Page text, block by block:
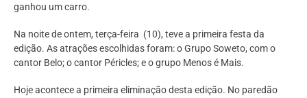
ganhou um carro.
Na noite de ontem, terça-feira (10), teve a primeira festa da
edição. As atrações escolhidas foram: o Grupo Soweto, com o
cantor Belo; o cantor Péricles; e o grupo Menos é Mais.
Hoje acontece a primeira eliminação desta edição. No paredão